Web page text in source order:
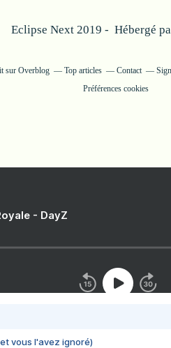
Eclipse Next 2019 - Hébergé
sur Overblog Top articles Contact
Préférences cookies
- DayZ
vous l'avez ignoré)